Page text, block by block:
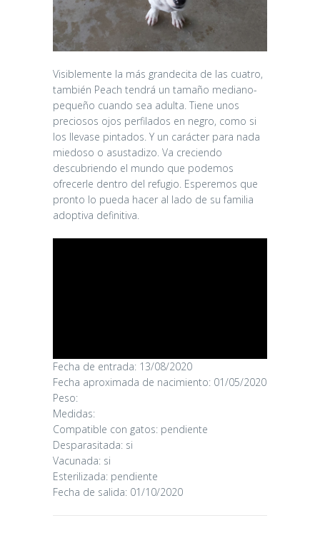
Visiblemente la más grandecita de las cuatro,
también Peach tendrá un tamaño mediano-
pequeño cuando sea adulta. Tiene unos
preciosos ojos perfilados en negro, como si
los llevase pintados. Y un carácter para nada
miedoso o asustadizo. Va creciendo
descubriendo el mundo que podemos
ofrecerle dentro del refugio. Esperemos que
pronto lo pueda hacer al lado de su familia
adoptiva definitiva.
Fecha de entrada: 13/08/2020
Fecha aproximada de nacimiento: 01/05/2020
Peso:
Medidas:
Compatible con gatos: pendiente
Desparasitada: si
Vacunada: si
Esterilizada: pendiente
Fecha de salida: 01/10/2020
CANDY
16/06/2026